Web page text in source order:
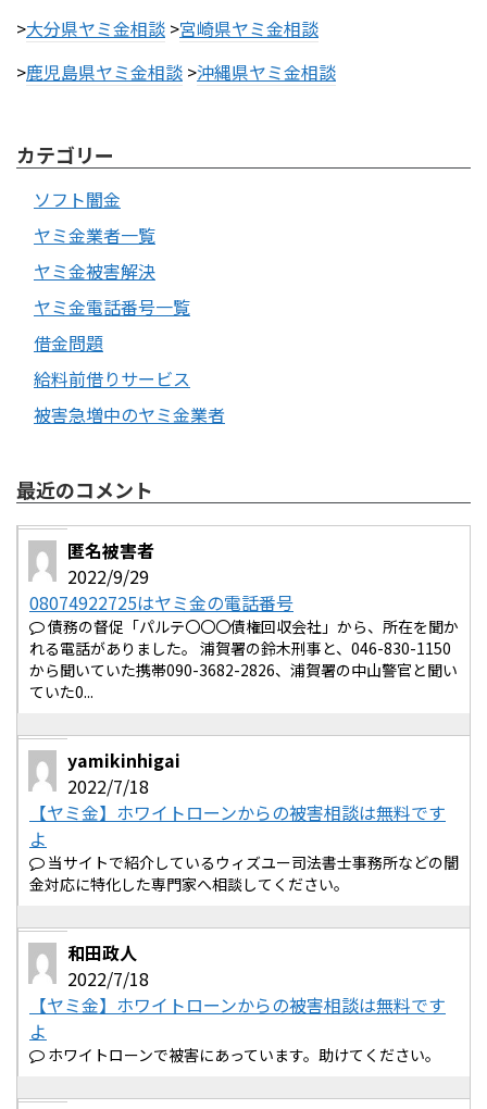
>大分県ヤミ金相談 >宮崎県ヤミ金相談
>鹿児島県ヤミ金相談 >沖縄県ヤミ金相談
カテゴリー
ソフト闇金
ヤミ金業者一覧
ヤミ金被害解決
ヤミ金電話番号一覧
借金問題
給料前借りサービス
被害急増中のヤミ金業者
最近のコメント
匿名被害者
2022/9/29
08074922725はヤミ金の電話番号
債務の督促「パルテ〇〇〇債権回収会社」から、所在を聞か
れる電話がありました。 浦賀署の鈴木刑事と、046-830-1150
から聞いていた携帯090-3682-2826、浦賀署の中山警官と聞い
ていた0...
yamikinhigai
2022/7/18
【ヤミ金】ホワイトローンからの被害相談は無料です
よ
当サイトで紹介しているウィズユー司法書士事務所などの闇
金対応に特化した専門家へ相談してください。
和田政人
2022/7/18
【ヤミ金】ホワイトローンからの被害相談は無料です
よ
ホワイトローンで被害にあっています。助けてください。